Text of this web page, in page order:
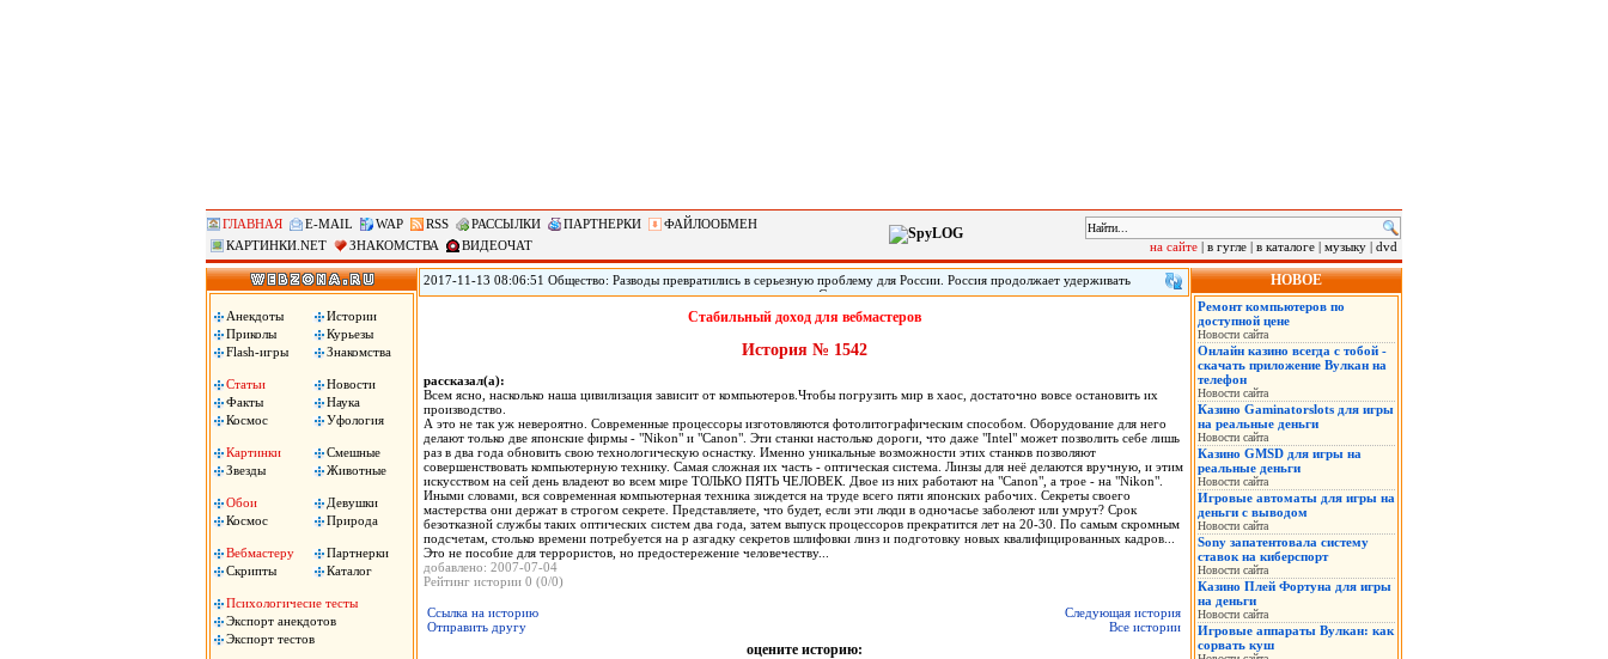
ГЛАВНАЯ E-MAIL WAP RSS РАССЫЛКИ ПАРТНЕРКИ
ФАЙЛООБМЕН
КАРТИНКИ.NET
ЗНАКОМСТВА ВИДЕОЧАТ на сайте | в гугле | в каталоге | музыку | dvd
Анекдоты
Истории
Приколы
Курьезы
Flash-игры
Знакомства
Статьи
Новости
Факты
Наука
Космос
Уфология
Картинки
Смешные
Звезды
Животные
Обои
Девушки
Космос
Природа
Вебмастеру
Партнерки
Скрипты
Каталог
Психологичесие тесты
Экспорт анекдотов
Экспорт тестов
2017-11-13 08:06:51 Общество: Разводы превратились в серьезную проблему для России. Россия продолжает удерживать
мировое лидерство по такому показателю, как количество разводов. Социологи называют это одним из главных
демографических вызовов и, как следствие, потенциальных угроз для экономики. Но чтобы укрепить институт семьи,
необходимо определиться с вектором его развития.Стабильный доход для вебмастеров
История № 1542
рассказал(а):
Всем ясно, насколько наша цивилизация зависит от компьютеров.Чтобы погрузить мир в хаос, достаточно вовсе остановить их
производство.
А это не так уж невероятно. Современные процессоры изготовляются фотолитографическим способом. Оборудование для него
делают только две японские фирмы - "Nikon" и "Canon". Эти станки настолько дороги, что даже "Intel" может позволить себе лишь
раз в два года обновить свою технологическую оснастку. Именно уникальные возможности этих станков позволяют
совершенствовать компьютерную технику. Самая сложная их часть - оптическая система. Линзы для неё делаются вручную, и этим
искусством на сей день владеют во всем мире ТОЛЬКО ПЯТЬ ЧЕЛОВЕК. Двое из них работают на "Canon", а трое - на "Nikon".
Иными словами, вся современная компьютерная техника зиждется на труде всего пяти японских рабочих. Секреты своего
мастерства они держат в строгом секрете. Представляете, что будет, если эти люди в одночасье заболеют или умрут? Срок
безотказной службы таких оптических систем два года, затем выпуск процессоров прекратится лет на 20-30. По самым скромным
подсчетам, столько времени потребуется на р азгадку секретов шлифовки линз и подготовку новых квалифицированных кадров...
Это не пособие для террористов, но предостережение человечеству...
добавлено: 2007-07-04
Рейтинг истории 0 (0/0)
Ссылка на историю
Отправить другу
Следующая история
Все истории
оцените историю:
НОВОЕ
Ремонт компьютеров по
доступной цене
Новости сайта
Онлайн казино всегда с тобой -
скачать приложение Вулкан на
телефон
Новости сайта
Казино Gaminatorslots для игры
на реальные деньги
Новости сайта
Казино GMSD для игры на
реальные деньги
Новости сайта
Игровые автоматы для игры на
деньги с выводом
Новости сайта
Sony запатентовала систему
ставок на киберспорт
Новости сайта
Казино Плей Фортуна для игры
на деньги
Новости сайта
Игровые аппараты Вулкан: как
сорвать куш